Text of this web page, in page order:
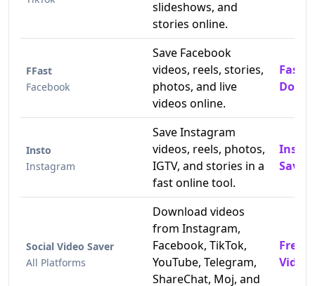
slideshows, and
stories online.
FFast
Facebook
Save Facebook
videos, reels, stories,
photos, and live
videos online.
Fast
Insto
Instagram
Save Instagram
videos, reels, photos,
IGTV, and stories in a
fast online tool.
Saver
Social Video Saver
All Platforms
Download videos
from Instagram,
Facebook, TikTok,
YouTube, Telegram,
ShareChat, Moj, and
Free
Video